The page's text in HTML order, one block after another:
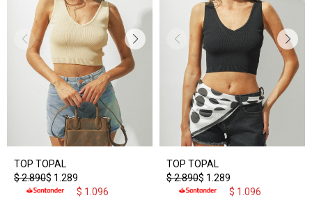
TOP TOPAL
$ 1.289
$2.890
$ 1.096
TOP TOPAL
$ 1.289
$2.890
$ 1.096